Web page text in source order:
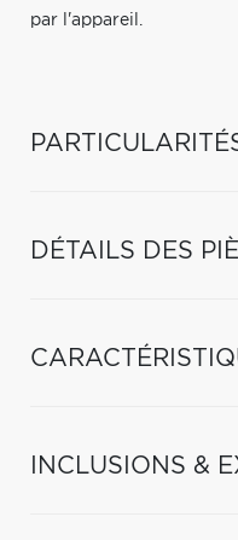
par l'appareil.
DÉTAILS DES
INCLUSIONS &